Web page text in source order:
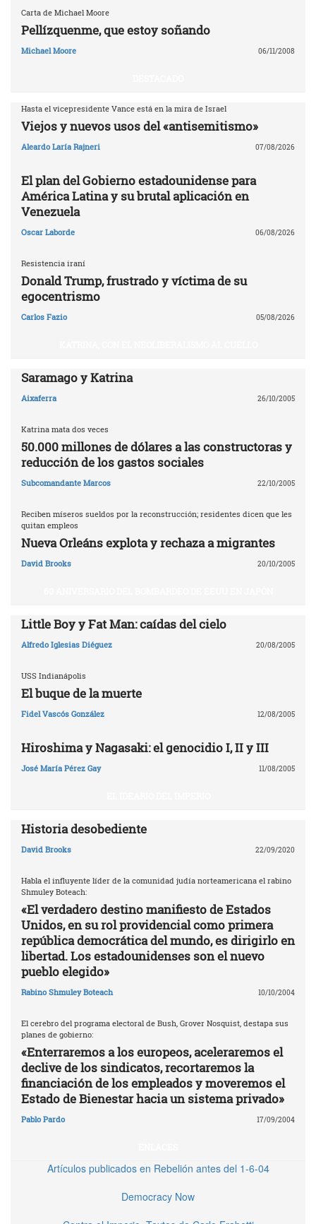
Carta de Michael Moore
Pellízquenme, que estoy soñando
Michael Moore 06/11/2008
Hasta el vicepresidente Vance está en la mira de Israel
Viejos y nuevos usos del «antisemitismo»
Aleardo Laría Rajneri 07/08/2026
El plan del Gobierno estadounidense para
América Latina y su brutal aplicación en
Venezuela
Oscar Laborde 06/08/2026
Resistencia iraní
Donald Trump, frustrado y víctima de su
egocentrismo
Carlos Fazio 05/08/2026
Saramago y Katrina
Aixaferra 26/10/2005
Katrina mata dos veces
50.000 millones de dólares a las constructoras y
reducción de los gastos sociales
Subcomandante Marcos 22/10/2005
Reciben míseros sueldos por la reconstrucción; residentes dicen que les
quitan empleos
Nueva Orleáns explota y rechaza a migrantes
David Brooks 20/10/2005
Little Boy y Fat Man: caídas del cielo
Alfredo Iglesias Diéguez 20/08/2005
USS Indianápolis
El buque de la muerte
Fidel Vascós González 12/08/2005
Hiroshima y Nagasaki: el genocidio I, II y III
José María Pérez Gay 11/08/2005
Historia desobediente
David Brooks 22/09/2020
Habla el influyente líder de la comunidad judía norteamericana el rabino
Shmuley Boteach:
«El verdadero destino manifiesto de Estados
Unidos, en su rol providencial como primera
república democrática del mundo, es dirigirlo en
libertad. Los estadounidenses son el nuevo
pueblo elegido»
Rabino Shmuley Boteach 10/10/2004
El cerebro del programa electoral de Bush, Grover Nosquist, destapa sus
planes de gobierno:
«Enterraremos a los europeos, aceleraremos el
declive de los sindicatos, recortaremos la
financiación de los empleados y moveremos el
Estado de Bienestar hacia un sistema privado»
Pablo Pardo 17/09/2004
Artículos publicados en Rebelión antes del 1-6-04
Democracy Now